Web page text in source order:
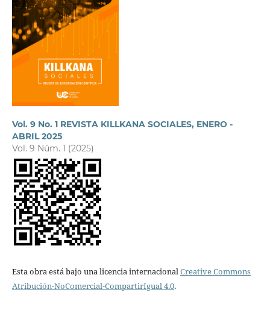
Vol. 9 No. 1 REVISTA KILLKANA SOCIALES, ENERO -
ABRIL 2025
Vol. 9 Núm. 1 (2025)
Esta obra está bajo una licencia internacionalCreative Commons
Atribución-NoComercial-CompartirIgual 4.0.